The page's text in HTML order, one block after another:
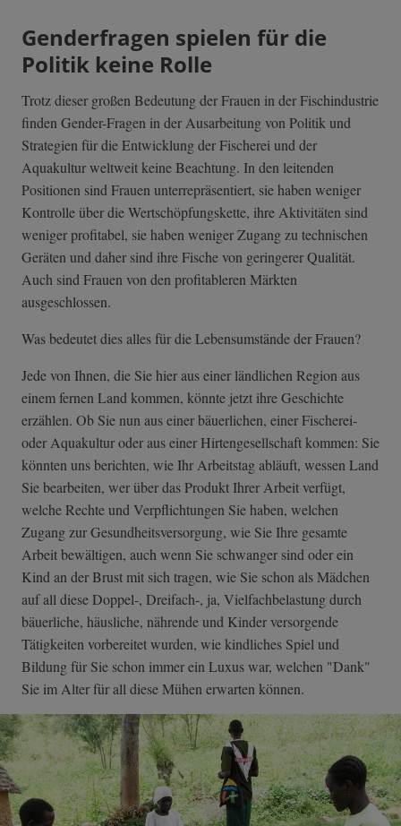
Genderfragen spielen für die
Politik keine Rolle
Trotz dieser großen Bedeutung der Frauen in der Fischindustrie
finden Gender-Fragen in der Ausarbeitung von Politik und
Strategien für die Entwicklung der Fischerei und der
Aquakultur weltweit keine Beachtung. In den leitenden
Positionen sind Frauen unterrepräsentiert, sie haben weniger
Kontrolle über die Wertschöpfungskette, ihre Aktivitäten sind
weniger profitabel, sie haben weniger Zugang zu technischen
Geräten und daher sind ihre Fische von geringerer Qualität.
Auch sind Frauen von den profitableren Märkten
ausgeschlossen.
Was bedeutet dies alles für die Lebensumstände der Frauen?
Jede von Ihnen, die Sie hier aus einer ländlichen Region aus
einem fernen Land kommen, könnte jetzt ihre Geschichte
erzählen. Ob Sie nun aus einer bäuerlichen, einer Fischerei-
oder Aquakultur oder aus einer Hirtengesellschaft kommen: Sie
könnten uns berichten, wie Ihr Arbeitstag abläuft, wessen Land
Sie bearbeiten, wer über das Produkt Ihrer Arbeit verfügt,
welche Rechte und Verpflichtungen Sie haben, welchen
Zugang zur Gesundheitsversorgung, wie Sie Ihre gesamte
Arbeit bewältigen, auch wenn Sie schwanger sind oder ein
Kind an der Brust mit sich tragen, wie Sie schon als Mädchen
auf all diese Doppel-, Dreifach-, ja, Vielfachbelastung durch
bäuerliche, häusliche, nährende und Kinder versorgende
Tätigkeiten vorbereitet wurden, wie kindliches Spiel und
Bildung für Sie schon immer ein Luxus war, welchen "Dank"
Sie im Alter für all diese Mühen erwarten können.